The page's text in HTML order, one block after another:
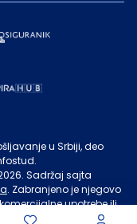
u Srbiji, deo
. Sadržaj sajta
. Zabranjeno je njegovo
upotrebe ili
sajta.